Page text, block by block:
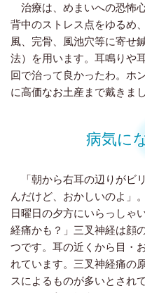
治療は、めまいへの恐怖
背中のストレス点をゆるめ
風、完骨、風池穴等に寄せ
法）を用います。耳鳴りや
回で治って良かったわ。ホ
に高価なお土産まで戴きまし
病気に
「朝から右耳の辺りがビ
んだけど、おかしいのよ」
日曜日の夕方にいらっしゃ
経痛かも？」三叉神経は顔
つです。耳の近くから目・
れています。三叉神経痛の
スによるものが多いとされ